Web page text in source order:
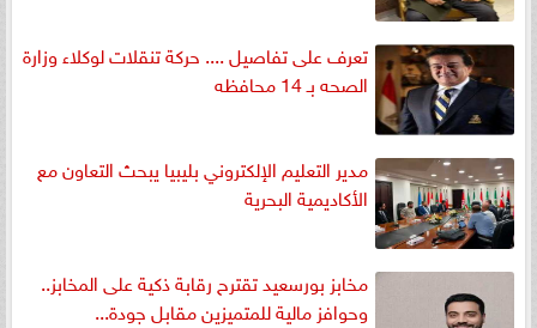
تعرف على تفاصيل .... حركة تنقلات لوكلاء وزارة
الصحه بـ 14 محافظه
مدير التعليم الإلكتروني بليبيا يبحث التعاون مع
الأكاديمية البحرية
مخابز بورسعيد تقترح رقابة ذكية على المخابز..
وحوافز مالية للمتميزين مقابل جودة...